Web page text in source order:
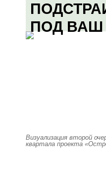
ПОД ВАШ
Визуализация второй
квартала проекта